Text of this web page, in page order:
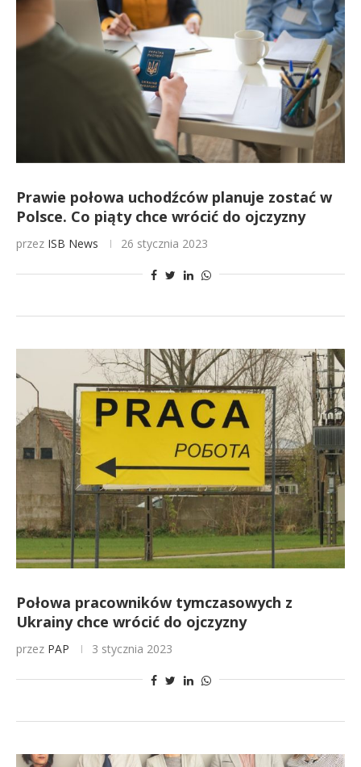
Prawie połowa uchodźców planuje zostać w
Polsce. Co piąty chce wrócić do ojczyzny
przez ISB News 26 stycznia 2023
Połowa pracowników tymczasowych z
Ukrainy chce wrócić do ojczyzny
przez PAP 3 stycznia 2023